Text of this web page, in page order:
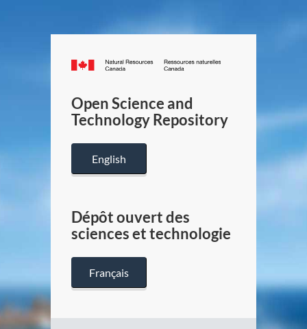
Canada.ca
/
Canada
Open Science and
Technology Repository
English
Dépôt ouvert des
sciences et technologie
Français